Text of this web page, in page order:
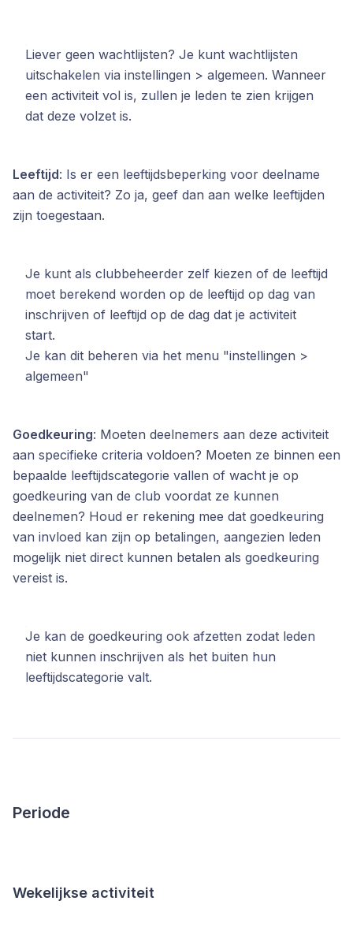
Liever geen wachtlijsten? Je kunt wachtlijsten
uitschakelen via instellingen > algemeen. Wanneer
een activiteit vol is, zullen je leden te zien krijgen
dat deze volzet is.
Leeftijd: Is er een leeftijdsbeperking voor deelname
aan de activiteit? Zo ja, geef dan aan welke leeftijden
zijn toegestaan.
Je kunt als clubbeheerder zelf kiezen of de leeftijd
moet berekend worden op de leeftijd op dag van
inschrijven of leeftijd op de dag dat je activiteit
start.
Je kan dit beheren via het menu "instellingen >
algemeen"
Goedkeuring: Moeten deelnemers aan deze activiteit
aan specifieke criteria voldoen? Moeten ze binnen een
bepaalde leeftijdscategorie vallen of wacht je op
goedkeuring van de club voordat ze kunnen
deelnemen? Houd er rekening mee dat goedkeuring
van invloed kan zijn op betalingen, aangezien leden
mogelijk niet direct kunnen betalen als goedkeuring
vereist is.
Je kan de goedkeuring ook afzetten zodat leden
niet kunnen inschrijven als het buiten hun
leeftijdscategorie valt.
Periode
Wekelijkse activiteit